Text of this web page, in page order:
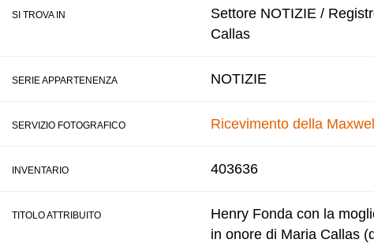
SI TROVA IN
Settore NOTIZIE /
Callas
SERIE APPARTENENZA NOTIZIE
SERVIZIO FOTOGRAFICO Ricevimento della
INVENTARIO 403636
TITOLO ATTRIBUITO
Henry Fonda con la
in onore di Maria Callas